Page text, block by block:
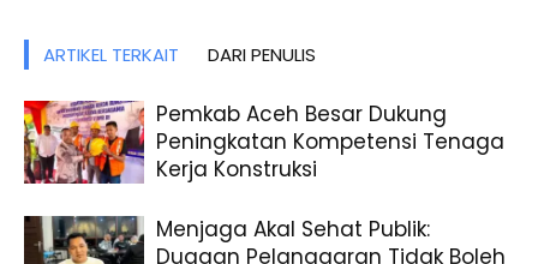
ARTIKEL TERKAIT DARI PENULIS
Pemkab Aceh Besar Dukung
Peningkatan Kompetensi Tenaga
Kerja Konstruksi
Menjaga Akal Sehat Publik:
Dugaan Pelanggaran Tidak Boleh